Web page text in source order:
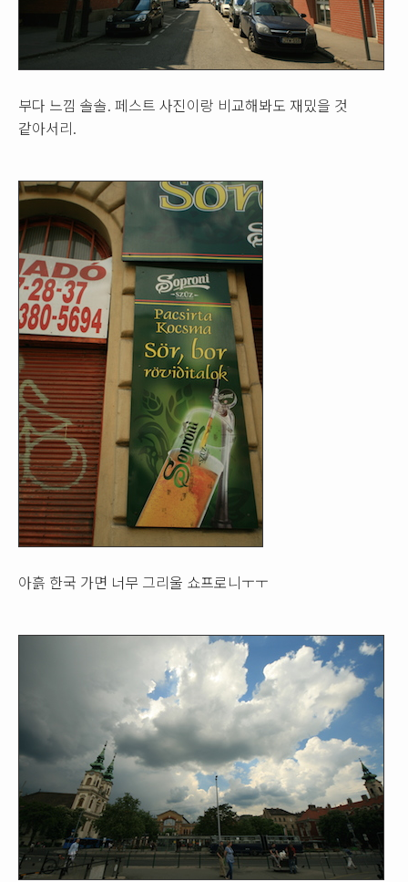
부다 느낌 솔솔. 페스트 사진이랑 비교해봐도 재밌을 것
같아서리.
아흙 한국 가면 너무 그리울 쇼프로니ㅜㅜ